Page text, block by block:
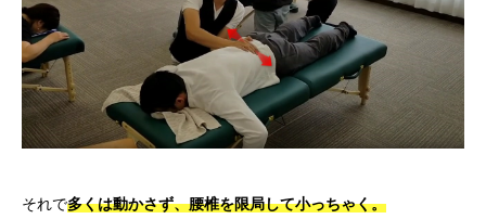
それで多くは動かさず、腰椎を限局して小っちゃく。